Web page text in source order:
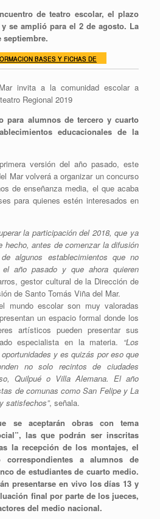
de teatro escolar, el plazo
se amplió para el 2 de agosto. La
septiembre.
BASES Y FICHAS DE
invita a la comunidad escolar a
Regional 2019
para alumnos de tercero y cuarto
educacionales de la
versión del año pasado, este
Mar volverá a organizar un concurso
de enseñanza media, el que acaba
para quienes estén interesados en
la participación del 2018, que ya
hecho, antes de comenzar la difusión
algunos establecimientos que no
año pasado y que ahora quieren
gestor cultural de la Dirección de
de Santo Tomás Viña del Mar.
mundo escolar son muy valoradas
un espacio formal donde los
artísticos pueden presentar sus
especialista en la materia. “Los
y es quizás por eso que
no solo recintos de ciudades
Quilpué o Villa Alemana. El año
de comunas como San Felipe y La
satisfechos”, señala.
se aceptarán obras con tema
las que podrán ser inscritas
la recepción de los montajes, el
correspondientes a alumnos de
de estudiantes de cuarto medio.
presentarse en vivo los días 13 y
final por parte de los jueces,
del medio nacional.